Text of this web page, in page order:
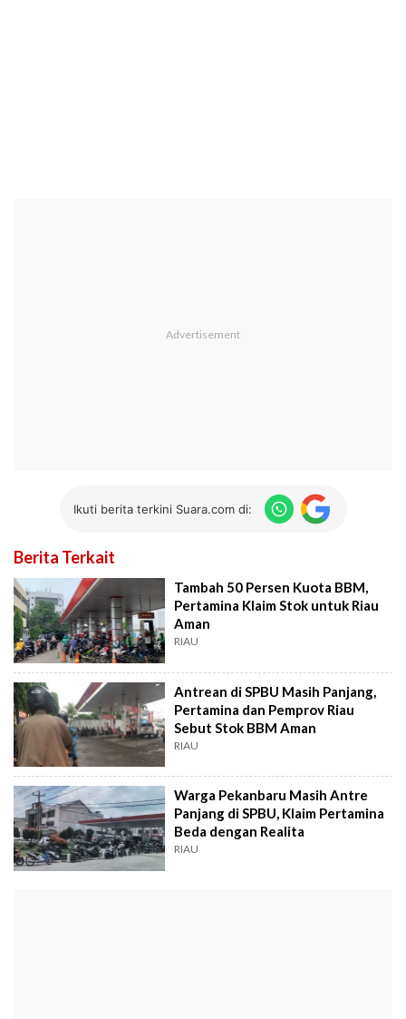
Ikuti berita terkini Suara.com di:
Berita Terkait
Tambah 50 Persen Kuota BBM,
Pertamina Klaim Stok untuk Riau
Aman
RIAU
Antrean di SPBU Masih Panjang,
Pertamina dan Pemprov Riau
Sebut Stok BBM Aman
RIAU
Warga Pekanbaru Masih Antre
Panjang di SPBU, Klaim Pertamina
Beda dengan Realita
RIAU